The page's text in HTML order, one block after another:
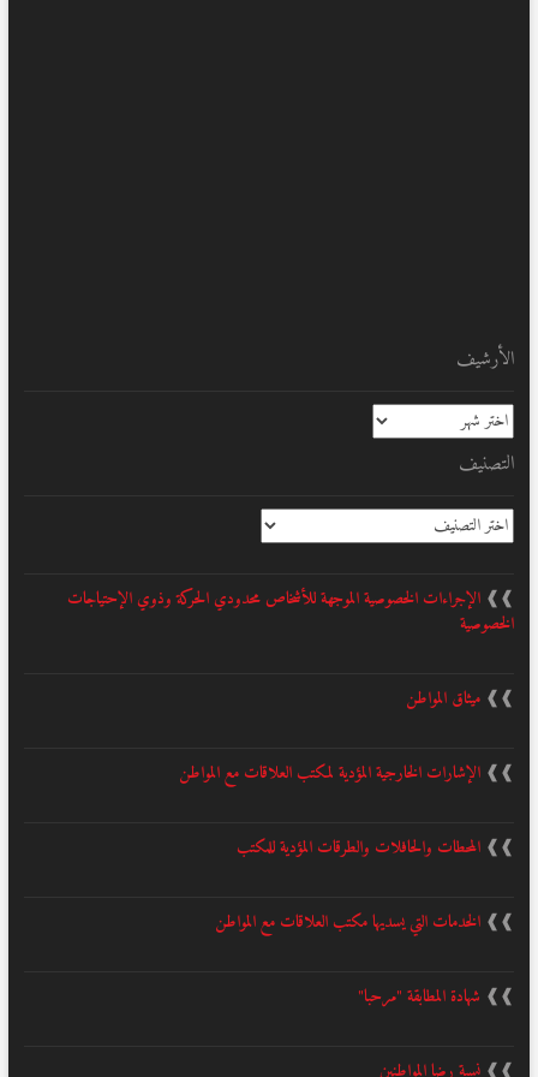
الأرشيف
الأرشيف
التصنيف
التصنيف
❱❱ الإجراءات الخصوصية الموجهة للأشخاص محدودي الحركة وذوي الإحتياجات
الخصوصية
❱❱ ميثاق المواطن
❱❱ الإشارات الخارجية المؤدية لمكتب العلاقات مع المواطن
❱❱ المحطات والحافلات والطرقات المؤدية للمكتب
❱❱ الخدمات التي يسديها مكتب العلاقات مع المواطن
❱❱ شهادة المطابقة "مرحبا"